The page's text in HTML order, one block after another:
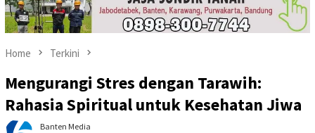
Home Terkini
Mengurangi Stres dengan Tarawih:
Rahasia Spiritual untuk Kesehatan Jiwa
Banten Media